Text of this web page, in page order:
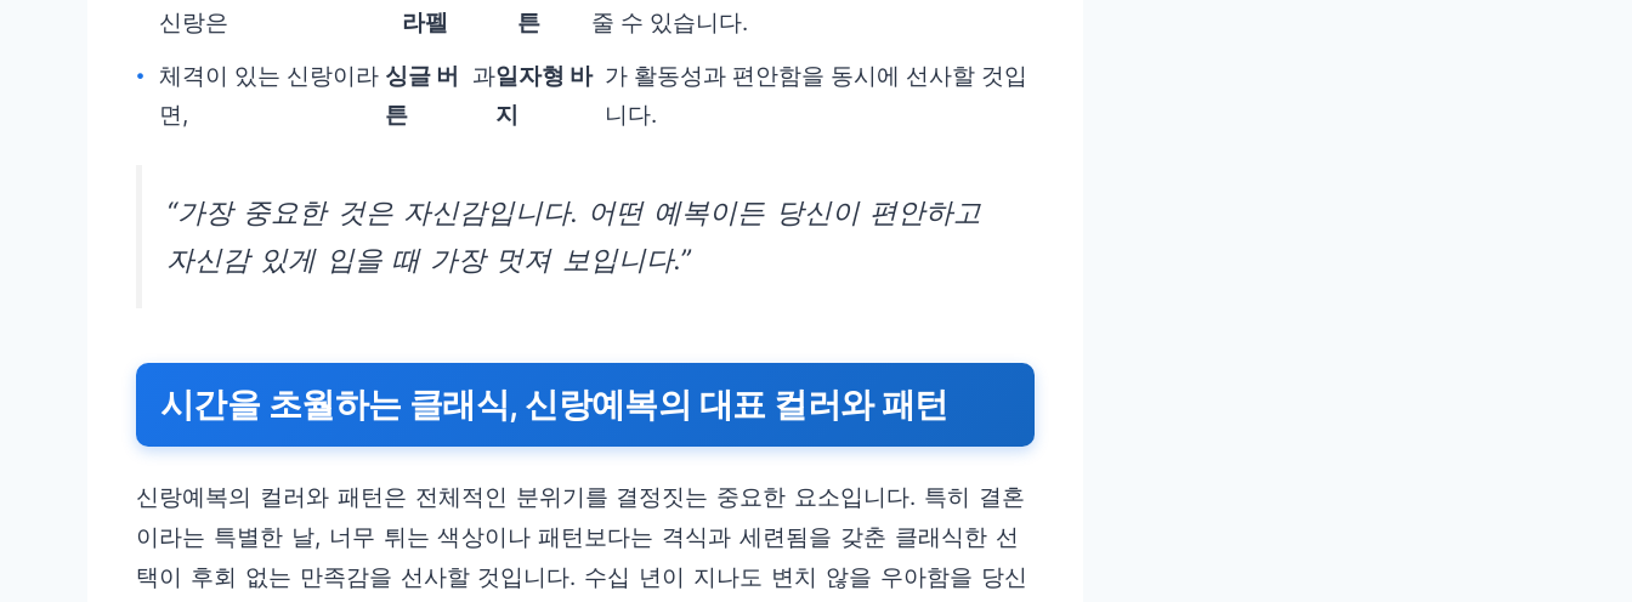
신랑은
라펠
튼
줄 수 있습니다.
체격이 있는 신랑이라
면,
싱글 버
튼
과일자형 바
지
가 활동성과 편안함을 동시에 선사할 것입
니다.
“가장 중요한 것은 자신감입니다. 어떤 예복이든 당신이 편안하고
자신감 있게 입을 때 가장 멋져 보입니다.”
시간을 초월하는 클래식, 신랑예복의 대표 컬러와 패턴
신랑예복의 컬러와 패턴은 전체적인 분위기를 결정짓는 중요한 요소입니다. 특히 결혼
이라는 특별한 날, 너무 튀는 색상이나 패턴보다는 격식과 세련됨을 갖춘 클래식한 선
택이 후회 없는 만족감을 선사할 것입니다. 수십 년이 지나도 변치 않을 우아함을 당신